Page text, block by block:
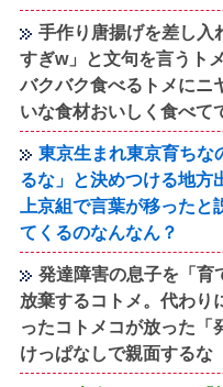
手作り唐揚げを差し入
すぎw」と文句を言うト
バクバク食べるトメに
いな食材おいしく食べて
東京生まれ東京育ちな
るな」と決めつける地方
上京組で言葉が移った
てくるのなんなん？
発達障害の息子を「育
放棄するコトメ。代わり
ったコトメコが放った
けっぱなしで親面するな